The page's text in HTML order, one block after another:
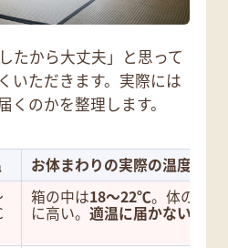
たから大丈夫」と思って
いただきます。実際には
のかを整理します。
お体まわりの実際の温度
箱の中は18〜22℃。体の内
に高い。 適温に届かない